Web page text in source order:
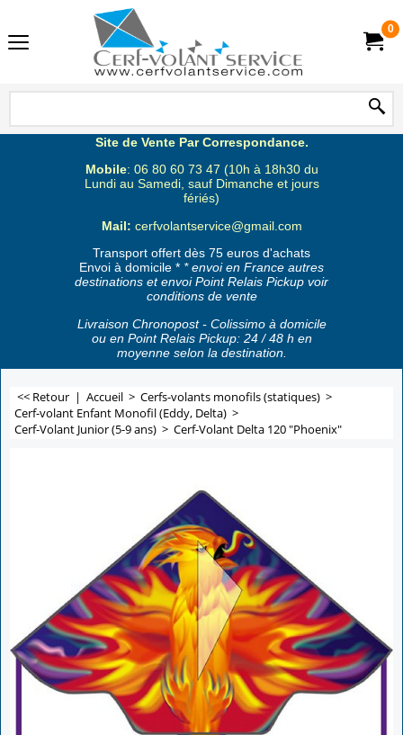
0
Site de Vente Par Correspondance.
Mobile: 06 80 60 73 47 (10h à 18h30 du
Lundi au Samedi, sauf Dimanche et jours
fériés)
Mail: cerfvolantservice@gmail.com
Transport offert dès 75 euros d'achats
Envoi à domicile * * envoi en France autres
destinations et envoi Point Relais Pickup voir
conditions de vente
Livraison Chronopost - Colissimo à domicile
ou en Point Relais Pickup: 24 / 48 h en
moyenne selon la destination.
<< Retour | Accueil > Cerfs-volants monofils (statiques) >
Cerf-volant Enfant Monofil (Eddy, Delta) >
Cerf-Volant Junior (5-9 ans) > Cerf-Volant Delta 120 "Phoenix"